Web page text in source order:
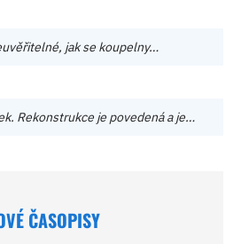
jak se koupelny…
Rekonstrukce je povedená a je…
ČASOPISY